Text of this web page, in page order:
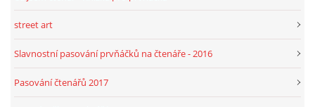
Nahoru ↑
street art
Slavnostní pasování prvňáčků na čtenáře - 2016
Pasování čtenářů 2017